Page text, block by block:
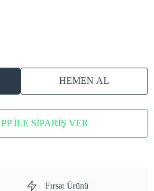
HEMEN AL
İLE SİPARİŞ VER
Fırsat Ürünü